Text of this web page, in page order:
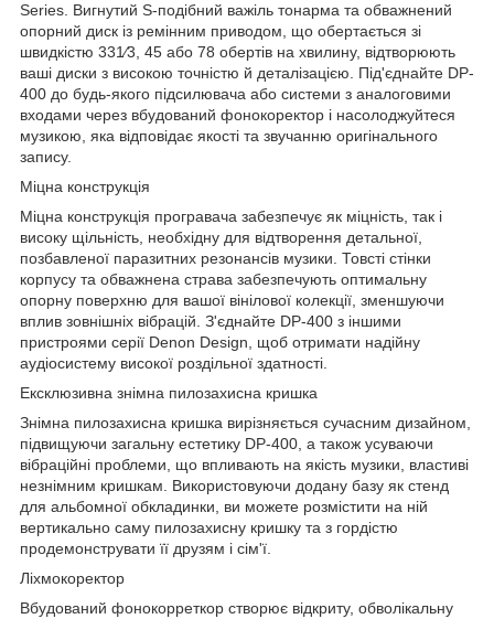
Series. Вигнутий S-подібний важіль тонарма та обважнений
опорний диск із ремінним приводом, що обертається зі
швидкістю 331⁄3, 45 або 78 обертів на хвилину, відтворюють
ваші диски з високою точністю й деталізацією. Під'єднайте DP-
400 до будь-якого підсилювача або системи з аналоговими
входами через вбудований фонокоректор і насолоджуйтеся
музикою, яка відповідає якості та звучанню оригінального
запису.
Міцна конструкція
Міцна конструкція програвача забезпечує як міцність, так і
високу щільність, необхідну для відтворення детальної,
позбавленої паразитних резонансів музики. Товсті стінки
корпусу та обважнена страва забезпечують оптимальну
опорну поверхню для вашої вінілової колекції, зменшуючи
вплив зовнішніх вібрацій. З'єднайте DP-400 з іншими
пристроями серії Denon Design, щоб отримати надійну
аудіосистему високої роздільної здатності.
Ексклюзивна знімна пилозахисна кришка
Знімна пилозахисна кришка вирізняється сучасним дизайном,
підвищуючи загальну естетику DP-400, а також усуваючи
вібраційні проблеми, що впливають на якість музики, властиві
незнімним кришкам. Використовуючи додану базу як стенд
для альбомної обкладинки, ви можете розмістити на ній
вертикально саму пилозахисну кришку та з гордістю
продемонструвати її друзям і сім'ї.
Ліхмокоректор
Вбудований фонокорреткор створює відкриту, обволікальну